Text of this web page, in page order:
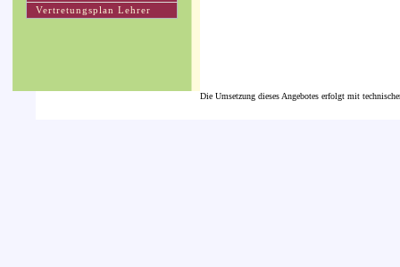
Vertretungsplan Lehrer
Die Umsetzung dieses Angebotes erfolgt mit